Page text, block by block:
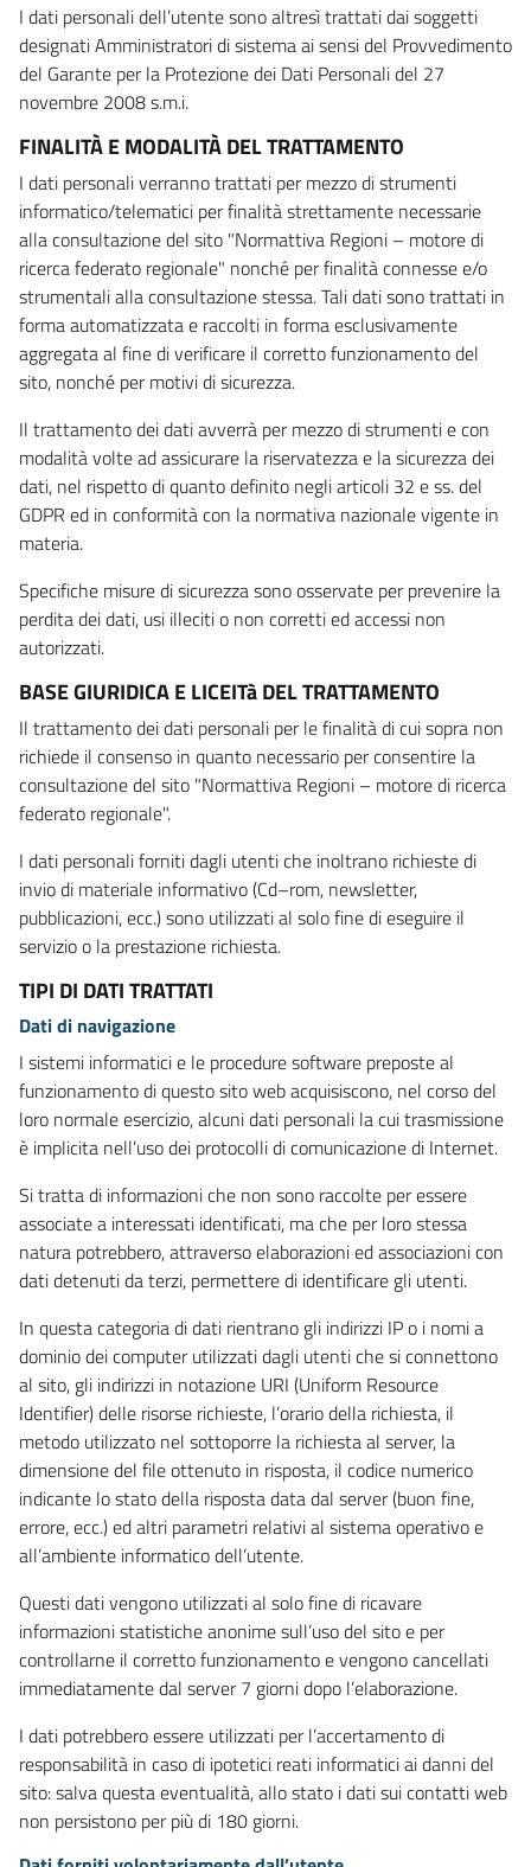
I dati personali dell’utente sono altresì trattati dai soggetti
designati Amministratori di sistema ai sensi del Provvedimento
del Garante per la Protezione dei Dati Personali del 27
novembre 2008 s.m.i.
FINALITÀ E MODALITÀ DEL TRATTAMENTO
I dati personali verranno trattati per mezzo di strumenti
informatico/telematici per finalità strettamente necessarie
alla consultazione del sito "Normattiva Regioni – motore di
ricerca federato regionale" nonché per finalità connesse e/o
strumentali alla consultazione stessa. Tali dati sono trattati in
forma automatizzata e raccolti in forma esclusivamente
aggregata al fine di verificare il corretto funzionamento del
sito, nonché per motivi di sicurezza.
Il trattamento dei dati avverrà per mezzo di strumenti e con
modalità volte ad assicurare la riservatezza e la sicurezza dei
dati, nel rispetto di quanto definito negli articoli 32 e ss. del
GDPR ed in conformità con la normativa nazionale vigente in
materia.
Specifiche misure di sicurezza sono osservate per prevenire la
perdita dei dati, usi illeciti o non corretti ed accessi non
autorizzati.
BASE GIURIDICA E LICEITà DEL TRATTAMENTO
Il trattamento dei dati personali per le finalità di cui sopra non
richiede il consenso in quanto necessario per consentire la
consultazione del sito "Normattiva Regioni – motore di ricerca
federato regionale".
I dati personali forniti dagli utenti che inoltrano richieste di
invio di materiale informativo (Cd–rom, newsletter,
pubblicazioni, ecc.) sono utilizzati al solo fine di eseguire il
servizio o la prestazione richiesta.
TIPI DI DATI TRATTATI
Dati di navigazione
I sistemi informatici e le procedure software preposte al
funzionamento di questo sito web acquisiscono, nel corso del
loro normale esercizio, alcuni dati personali la cui trasmissione
è implicita nell’uso dei protocolli di comunicazione di Internet.
Si tratta di informazioni che non sono raccolte per essere
associate a interessati identificati, ma che per loro stessa
natura potrebbero, attraverso elaborazioni ed associazioni con
dati detenuti da terzi, permettere di identificare gli utenti.
In questa categoria di dati rientrano gli indirizzi IP o i nomi a
dominio dei computer utilizzati dagli utenti che si connettono
al sito, gli indirizzi in notazione URI (Uniform Resource
Identifier) delle risorse richieste, l’orario della richiesta, il
metodo utilizzato nel sottoporre la richiesta al server, la
dimensione del file ottenuto in risposta, il codice numerico
indicante lo stato della risposta data dal server (buon fine,
errore, ecc.) ed altri parametri relativi al sistema operativo e
all’ambiente informatico dell’utente.
Questi dati vengono utilizzati al solo fine di ricavare
informazioni statistiche anonime sull’uso del sito e per
controllarne il corretto funzionamento e vengono cancellati
immediatamente dal server 7 giorni dopo l’elaborazione.
I dati potrebbero essere utilizzati per l’accertamento di
responsabilità in caso di ipotetici reati informatici ai danni del
sito: salva questa eventualità, allo stato i dati sui contatti web
non persistono per più di 180 giorni.